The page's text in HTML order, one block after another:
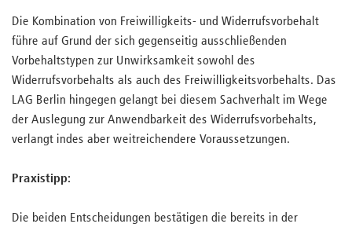
Die Kombination von Freiwilligkeits- und Widerrufsvorbehalt
führe auf Grund der sich gegenseitig ausschließenden
Vorbehaltstypen zur Unwirksamkeit sowohl des
Widerrufsvorbehalts als auch des Freiwilligkeitsvorbehalts. Das
LAG Berlin hingegen gelangt bei diesem Sachverhalt im Wege
der Auslegung zur Anwendbarkeit des Widerrufsvorbehalts,
verlangt indes aber weitreichendere Voraussetzungen.
Praxistipp:
Die beiden Entscheidungen bestätigen die bereits in der